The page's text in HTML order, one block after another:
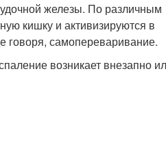
железы. По различным
кишку и активизируются в
говоря, самопереваривание.
возникает внезапно